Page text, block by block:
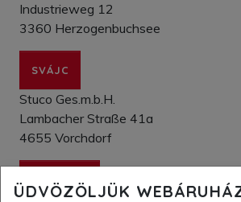
Industrieweg 12
3360 Herzogenbuchsee
SVÁJC
Stuco Ges.m.b.H.
Lambacher Straße 41a
4655 Vorchdorf
ÜDVÖZÖLJÜK